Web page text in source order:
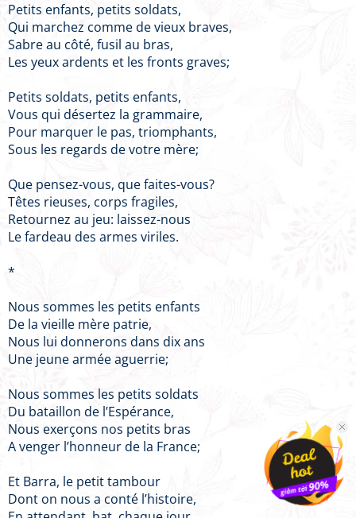
Petits enfants, petits soldats,
Qui marchez comme de vieux braves,
Sabre au côté, fusil au bras,
Les yeux ardents et les fronts graves;
Petits soldats, petits enfants,
Vous qui désertez la grammaire,
Pour marquer le pas, triomphants,
Sous les regards de votre mère;
Que pensez-vous, que faites-vous?
Têtes rieuses, corps fragiles,
Retournez au jeu: laissez-nous
Le fardeau des armes viriles.
*
Nous sommes les petits enfants
De la vieille mère patrie,
Nous lui donnerons dans dix ans
Une jeune armée aguerrie;
Nous sommes les petits soldats
Du bataillon de l’Espérance,
Nous exerçons nos petits bras
A venger l’honneur de la France;
Et Barra, le petit tambour
Dont on nous a conté l’histoire,